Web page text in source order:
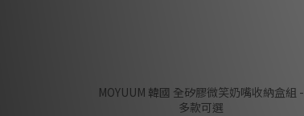
MOYUUM 韓國 全矽膠微笑奶嘴收納盒組 -
多款可選